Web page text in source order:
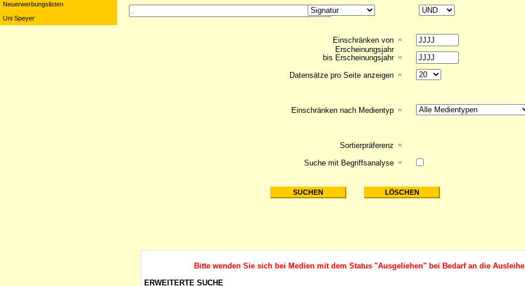
Neuerwerbungslisten
Uni Speyer
Einschränken von
Erscheinungsjahr
bis Erscheinungsjahr
Datensätze pro Seite anzeigen
Einschränken nach Medientyp
Sortierpräferenz
Suche mit Begriffsanalyse
Bitte wenden Sie sich bei Medien mit dem Status "Ausgeliehen" bei Bedarf an die
ERWEITERTE SUCHE